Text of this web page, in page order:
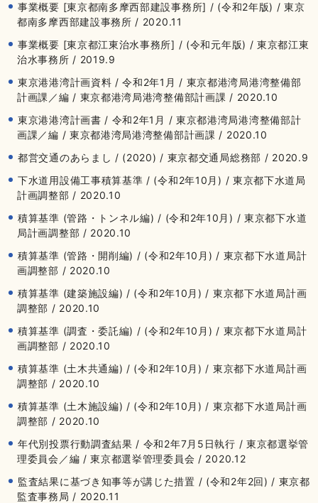
事業概要 [東京都南多摩西部建設事務所] / (令和2年版) / 東京
都南多摩西部建設事務所 / 2020.11
事業概要 [東京都江東治水事務所] / (令和元年版) / 東京都江東
治水事務所 / 2019.9
東京港港湾計画資料 / 令和2年1月 / 東京都港湾局港湾整備部
計画課／編 / 東京都港湾局港湾整備部計画課 / 2020.10
東京港港湾計画書 / 令和2年1月 / 東京都港湾局港湾整備部計
画課／編 / 東京都港湾局港湾整備部計画課 / 2020.10
都営交通のあらまし / (2020) / 東京都交通局総務部 / 2020.9
下水道用設備工事積算基準 / (令和2年10月) / 東京都下水道局
計画調整部 / 2020.10
積算基準 (管路・トンネル編) / (令和2年10月) / 東京都下水道
局計画調整部 / 2020.10
積算基準 (管路・開削編) / (令和2年10月) / 東京都下水道局計
画調整部 / 2020.10
積算基準 (建築施設編) / (令和2年10月) / 東京都下水道局計画
調整部 / 2020.10
積算基準 (調査・委託編) / (令和2年10月) / 東京都下水道局計
画調整部 / 2020.10
積算基準 (土木共通編) / (令和2年10月) / 東京都下水道局計画
調整部 / 2020.10
積算基準 (土木施設編) / (令和2年10月) / 東京都下水道局計画
調整部 / 2020.10
年代別投票行動調査結果 / 令和2年7月5日執行 / 東京都選挙管
理委員会／編 / 東京都選挙管理委員会 / 2020.12
監査結果に基づき知事等が講じた措置 / (令和2年2回) / 東京都
監査事務局 / 2020.11